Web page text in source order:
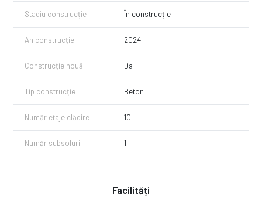
Stadiu construcție În construcție
An construcție 2024
Construcție nouă Da
Tip construcție Beton
Număr etaje clădire 10
Număr subsoluri 1
Facilități